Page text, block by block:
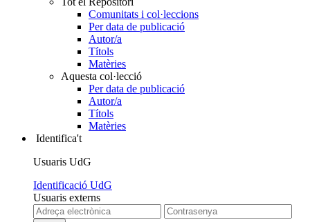
Comunitats i col·leccions
Per data de publicació
Autor/a
Títols
Matèries
Aquesta col·lecció
Per data de publicació
Autor/a
Títols
Matèries
Identifica't
Usuaris UdG
Identificació UdG
Usuaris externs